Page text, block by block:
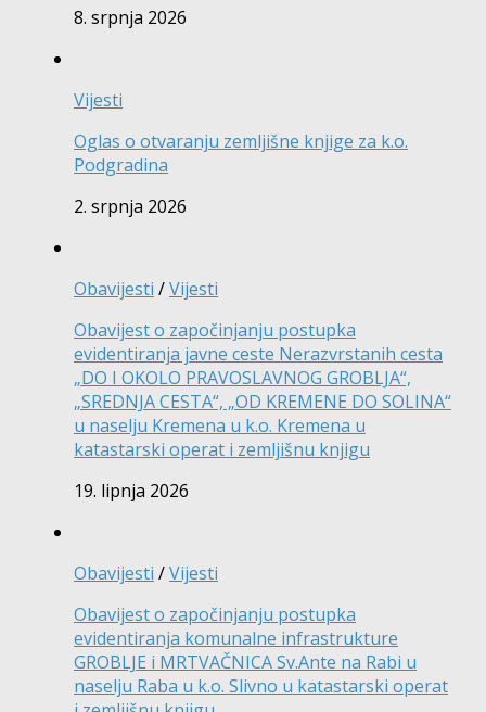
8. srpnja 2026
Vijesti
Oglas o otvaranju zemljišne knjige za k.o.
Podgradina
2. srpnja 2026
Obavijesti /Vijesti
Obavijest o započinjanju postupka
evidentiranja javne ceste Nerazvrstanih cesta
„DO I OKOLO PRAVOSLAVNOG GROBLJA“,
„SREDNJA CESTA“, „OD KREMENE DO SOLINA“
u naselju Kremena u k.o. Kremena u
katastarski operat i zemljišnu knjigu
19. lipnja 2026
Obavijesti /Vijesti
Obavijest o započinjanju postupka
evidentiranja komunalne infrastrukture
GROBLJE i MRTVAČNICA Sv.Ante na Rabi u
naselju Raba u k.o. Slivno u katastarski operat